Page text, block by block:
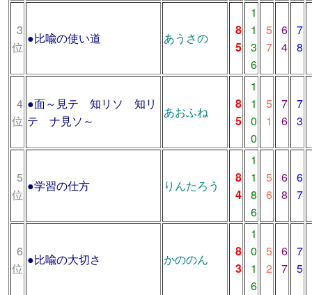
3
位
●比喩の使い道 あうさの
8
5
1
1
3
6
5
7
6
4
7
8
4
位
●面～見テ 知リソ 知リ
テ ナ見ソ～
あおふね
8
5
1
1
0
0
5
1
7
6
7
3
5
位
●学習の仕方 りんたろう
8
4
1
1
8
6
5
6
6
8
6
7
6
位
●比喩の大切さ かののん
8
3
1
0
1
6
5
2
6
7
7
5